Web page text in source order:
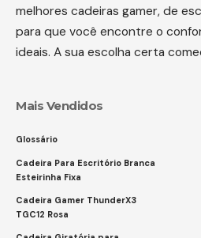
melhores cadeiras gamer, de
para que você encontre o
ideais. A sua escolha certa
Mais Vendidos
Glossário
Cadeira Para Escritório Branca
Esteirinha Fixa
Cadeira Gamer ThunderX3
TGC12 Rosa